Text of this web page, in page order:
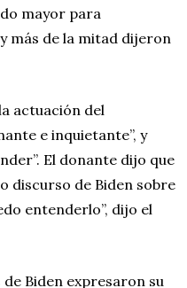
mayor para
más de la mitad dijeron
actuación del
e inquietante”, y
El donante dijo que
discurso de Biden sobre
entenderlo”, dijo el
Biden expresaron su